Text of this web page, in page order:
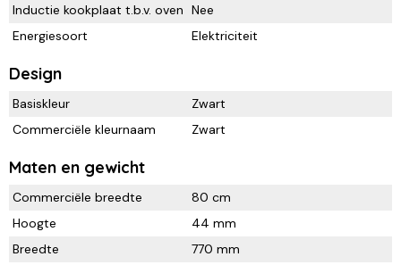
Inductie kookplaat t.b.v. oven Nee
Energiesoort
Elektriciteit
Design
Basiskleur
Zwart
Commerciële kleurnaam
Zwart
Maten en gewicht
Commerciële breedte
80 cm
Hoogte
44 mm
Breedte
770 mm